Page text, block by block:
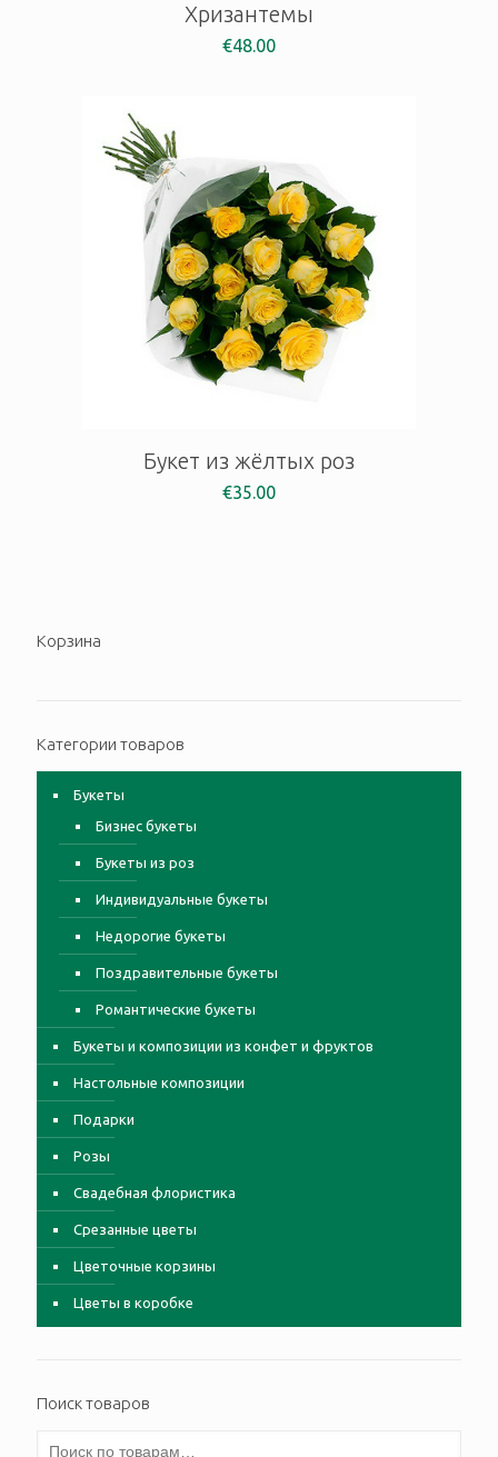
Хризантемы
€48.00
Букет из жёлтых роз
€35.00
Корзина
Категории товаров
Букеты
Бизнес букеты
Букеты из роз
Индивидуальные букеты
Недорогие букеты
Поздравительные букеты
Романтические букеты
Букеты и композиции из конфет и фруктов
Настольные композиции
Подарки
Розы
Свадебная флористика
Срезанные цветы
Цветочные корзины
Цветы в коробке
Поиск товаров